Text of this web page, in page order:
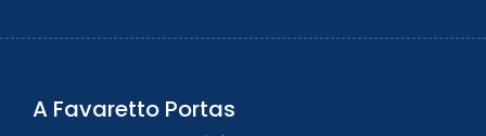
A Favaretto Portas